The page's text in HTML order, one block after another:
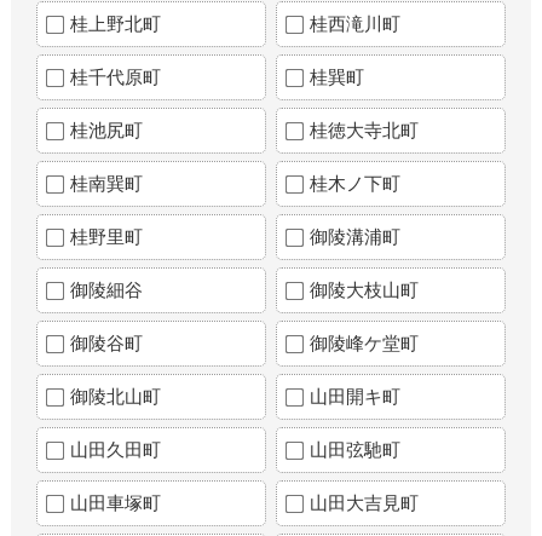
桂上野北町 桂西滝川町
桂千代原町 桂巽町
桂池尻町 桂徳大寺北町
桂南巽町 桂木ノ下町
桂野里町 御陵溝浦町
御陵細谷 御陵大枝山町
御陵谷町 御陵峰ケ堂町
御陵北山町 山田開キ町
山田久田町 山田弦馳町
山田車塚町 山田大吉見町